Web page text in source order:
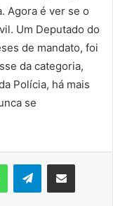
Agora é ver se o
Um Deputado do
de mandato, foi
da categoria,
Polícia, há mais
se